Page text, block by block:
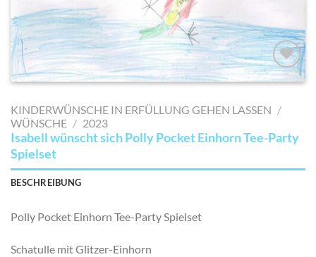
AUF MEINE
SETZEN
KINDERWÜNSCHE IN ERFÜLLUNG GEHEN LASSEN /
WÜNSCHE / 2023
Isabell wünscht sich Polly Pocket Einhorn Tee-Party
Spielset
BESCHREIBUNG
Polly Pocket Einhorn Tee-Party Spielset
Schatulle mit Glitzer-Einhorn